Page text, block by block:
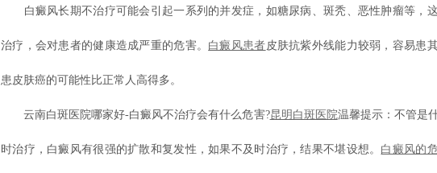
白癜风长期不治疗可能会引起一系列的并发症，如糖尿病、斑秃、恶性肿瘤等，
治疗，会对患者的健康造成严重的危害。 白癜风患者皮肤抗紫外线能力较弱，容易患
患皮肤癌的可能性比正常人高得多。
云南白斑医院哪家好-白癜风不治疗会有什么危害?昆明白斑医院温馨提示：不管是
时治疗，白癜风有很强的扩散和复发性，如果不及时治疗，结果不堪设想。 白癜风的